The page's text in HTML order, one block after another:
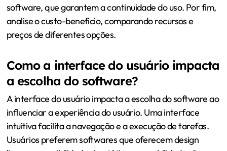
software, que garantem a continuidade do uso. Por fim,
analise o custo-benefício, comparando recursos e
preços de diferentes opções.
Como a interface do usuário impacta
a escolha do software?
A interface do usuário impacta a escolha do software ao
influenciar a experiência do usuário. Uma interface
intuitiva facilita a navegação e a execução de tarefas.
Usuários preferem softwares que oferecem design